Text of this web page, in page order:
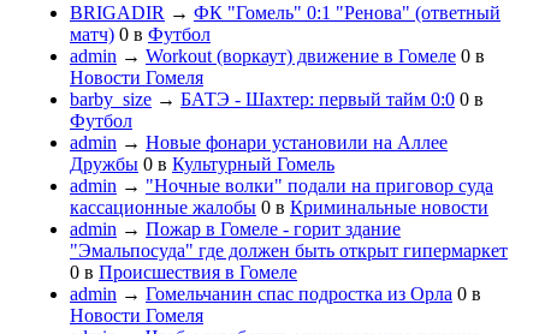
BRIGADIR → ФК "Гомель" 0:1 "Ренова" (ответный
матч) 0 в Футбол
admin → Workout (воркаут) движение в Гомеле 0 в
Новости Гомеля
barby_size → БАТЭ - Шахтер: первый тайм 0:0 0 в
Футбол
admin → Новые фонари установили на Аллее
Дружбы 0 в Культурный Гомель
admin → "Ночные волки" подали на приговор суда
кассационные жалобы 0 в Криминальные новости
admin → Пожар в Гомеле - горит здание
"Эмальпосуда" где должен быть открыт гипермаркет
0 в Происшествия в Гомеле
admin → Гомельчанин спас подростка из Орла 0 в
Новости Гомеля